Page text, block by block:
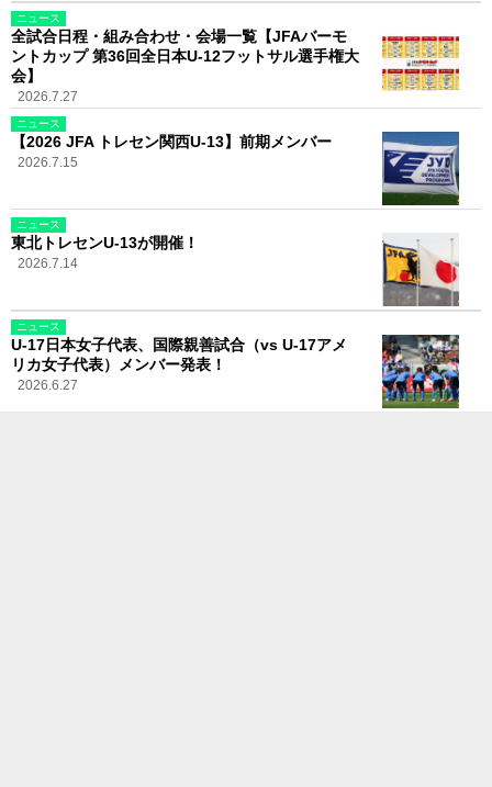
ニュース
全試合日程・組み合わせ・会場一覧【JFAバーモ
ントカップ 第36回全日本U-12フットサル選手権大
会】
2026.7.27
ニュース
【2026 JFA トレセン関西U-13】前期メンバー
2026.7.15
ニュース
東北トレセンU-13が開催！
2026.7.14
ニュース
U-17日本女子代表、国際親善試合（vs U-17アメ
リカ女子代表）メンバー発表！
2026.6.27